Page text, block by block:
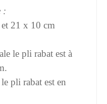
:
21 x 10 cm
le pli rabat est à
pli rabat est en